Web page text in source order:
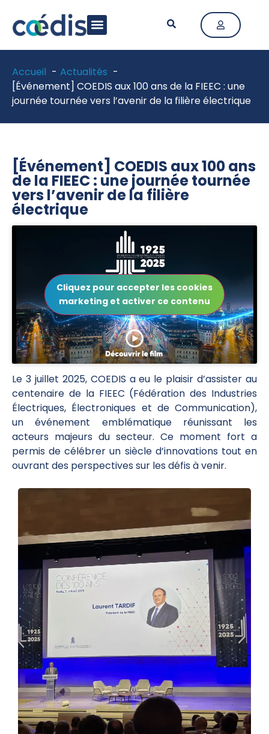
Accueil
Actualités
[Événement] COEDIS aux 100 ans de la FIEEC : une
journée tournée vers l’avenir de la filière électrique
[Événement] COEDIS aux 100 ans
de la FIEEC : une journée tournée
vers l’avenir de la filière
électrique
Cliquez pour accepter les cookies
marketing et activer ce contenu
Le 3 juillet 2025, COEDIS a eu le plaisir d’assister au
centenaire de la FIEEC (Fédération des Industries
Électriques, Électroniques et de Communication),
un événement emblématique réunissant les
acteurs majeurs du secteur. Ce moment fort a
permis de célébrer un siècle d’innovations tout en
ouvrant des perspectives sur les défis à venir.